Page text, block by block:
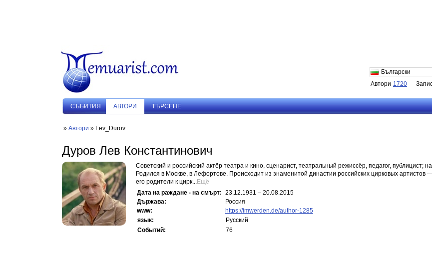
Български
Автори 1720
СЪБИТИЯ АВТОРИ ТЪРСЕНЕ
» Автори » Lev_Durov
Дуров Лев Константинович
Советский и российский актёр театра и кино, сценарист, театральный режиссёр, педагог,
Родился в Москве, в Лефортове. Происходит из знаменитой династии российских цирковых
его родители к цирк...Ещё
Дата на раждане - на смърт: 23.12.1931 – 20.08.2015
Държава:
Россия
www:
https://imwerden.de/author-1285
язык:
Русский
Событий:
76